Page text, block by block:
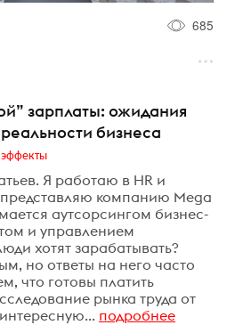
685
зарплаты: ожидания
бизнеса
Я работаю в HR и
компанию Mega
аутсорсингом бизнес-
и управлением
хотят зарабатывать?
но ответы на него часто
что готовы платить
рынка труда от
подробнее